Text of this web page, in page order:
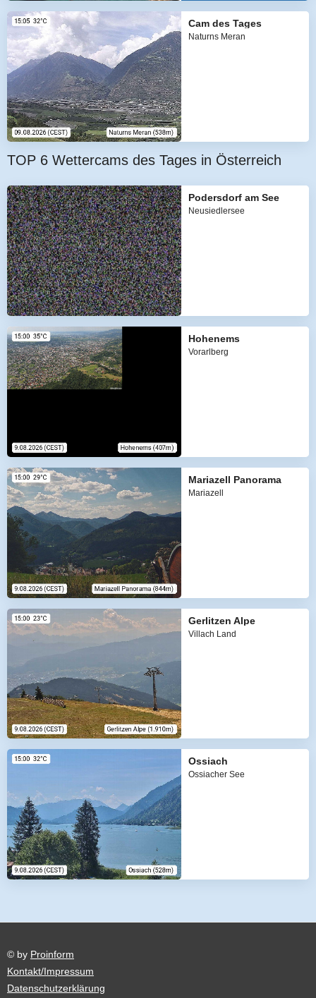
Cam des Tages
Naturns Meran
TOP 6 Wettercams des Tages in Österreich
Podersdorf am See
Neusiedlersee
Hohenems
Vorarlberg
Mariazell Panorama
Mariazell
Gerlitzen Alpe
Villach Land
Ossiach
Ossiacher See
© by Proinform
Kontakt/Impressum
Datenschutzerklärung